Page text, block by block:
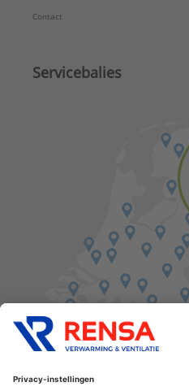
Contact
Servicebalies